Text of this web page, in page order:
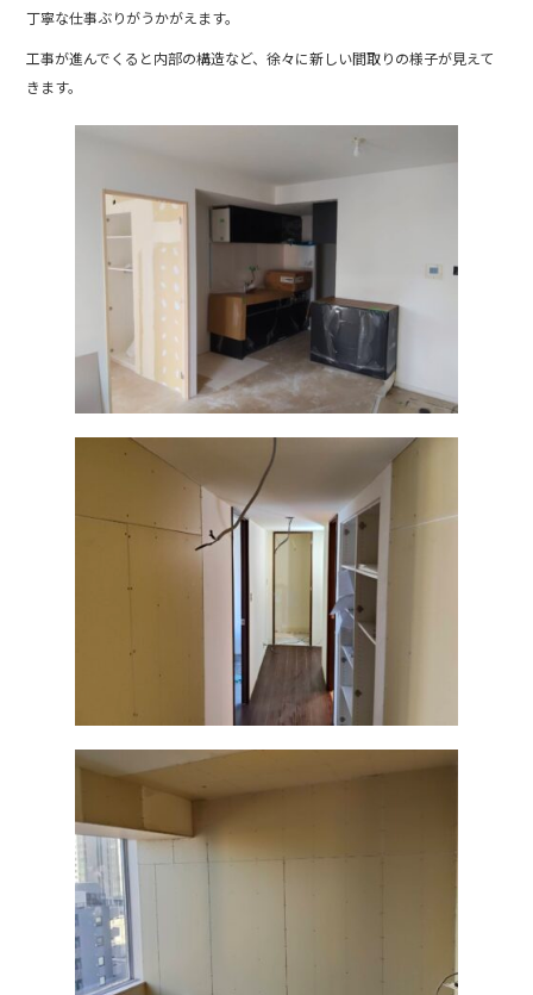
丁寧な仕事ぶりがうかがえます。
工事が進んでくると内部の構造など、徐々に新しい間取りの様子が見えて
きます。